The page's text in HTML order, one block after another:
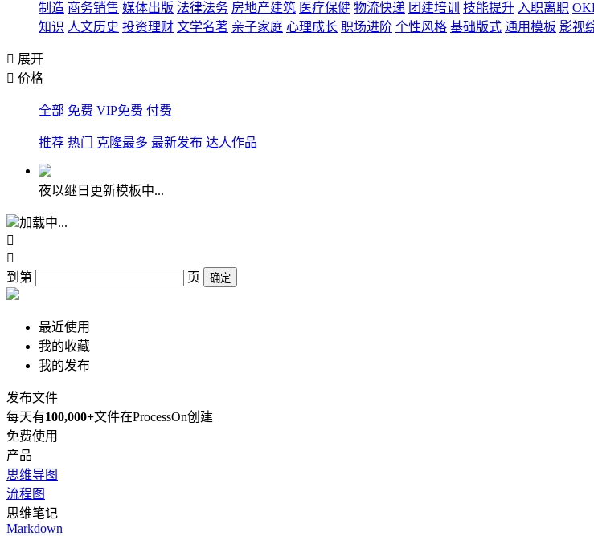
制造 商务销售 媒体出版 法律法务 房地产建筑 医疗保健 物流快递 团建培训 技能提升 入职离职
知识 人文历史 投资理财 文学名著 亲子家庭 心理成长 职场进阶 个性风格 基础版式 通用模板 影视
 展开
 价格
全部 免费 VIP免费 付费
推荐 热门 克隆最多 最新发布 达人作品
夜以继日更新模板中...
加载中...


到第
页 确定
最近使用
我的收藏
我的发布
发布文件
每天有100,000+文件在ProcessOn创建
免费使用
产品
思维导图
流程图
思维笔记
Markdown